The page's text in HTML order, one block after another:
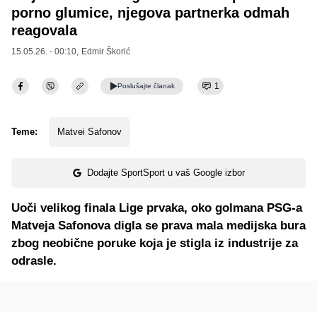
porno glumice, njegova partnerka odmah
reagovala
15.05.26. - 00:10, Edmir Škorić
Poslušajte članak 1
Teme: Matvei Safonov
Dodajte SportSport u vaš Google izbor
Uoči velikog finala Lige prvaka, oko golmana PSG-a
Matveja Safonova digla se prava mala medijska bura
zbog neobične poruke koja je stigla iz industrije za
odrasle.